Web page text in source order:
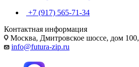
+7 (917) 565-71-34
Контактная информация
Москва, Дмитровское шоссе, дом 100,
info@futura-zip.ru